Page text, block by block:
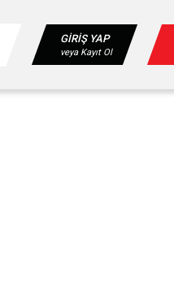
GİRİŞ YAP
veya Kayıt Ol